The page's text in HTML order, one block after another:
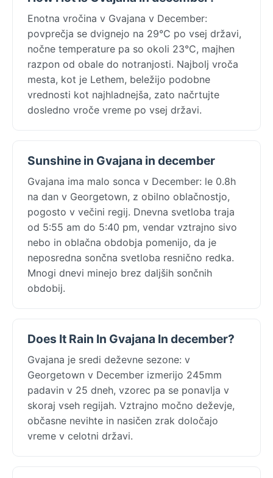
Enotna vročina v Gvajana v December:
povprečja se dvignejo na 29°C po vsej državi,
nočne temperature pa so okoli 23°C, majhen
razpon od obale do notranjosti. Najbolj vroča
mesta, kot je Lethem, beležijo podobne
vrednosti kot najhladnejša, zato načrtujte
dosledno vroče vreme po vsej državi.
Sunshine in Gvajana in december
Gvajana ima malo sonca v December: le 0.8h
na dan v Georgetown, z obilno oblačnostjo,
pogosto v večini regij. Dnevna svetloba traja
od 5:55 am do 5:40 pm, vendar vztrajno sivo
nebo in oblačna obdobja pomenijo, da je
neposredna sončna svetloba resnično redka.
Mnogi dnevi minejo brez daljših sončnih
obdobij.
Does It Rain In Gvajana In december?
Gvajana je sredi deževne sezone: v
Georgetown v December izmerijo 245mm
padavin v 25 dneh, vzorec pa se ponavlja v
skoraj vseh regijah. Vztrajno močno deževje,
občasne nevihte in nasičen zrak določajo
vreme v celotni državi.